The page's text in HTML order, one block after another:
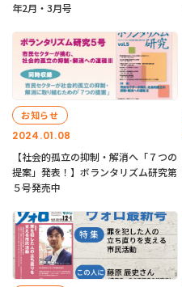
年2月・3月号
2024.01.08
お知らせ
【社会的孤立の抑制・解消へ「７つの
提案」発表！】ボランタリズム研究第
５号発売中